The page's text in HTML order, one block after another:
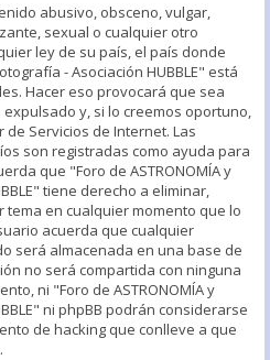
abusivo, obsceno, vulgar,
sexual o cualquier otro
ley de su país, el país donde
- Asociación HUBBLE" está
Hacer eso provocará que sea
y, si lo creemos oportuno,
Servicios de Internet. Las
son registradas como ayuda para
que "Foro de ASTRONOMÍA y
tiene derecho a eliminar,
en cualquier momento que lo
acuerda que cualquier
será almacenada en una base de
no será compartida con ninguna
ni "Foro de ASTRONOMÍA y
ni phpBB podrán considerarse
de hacking que conlleve a que